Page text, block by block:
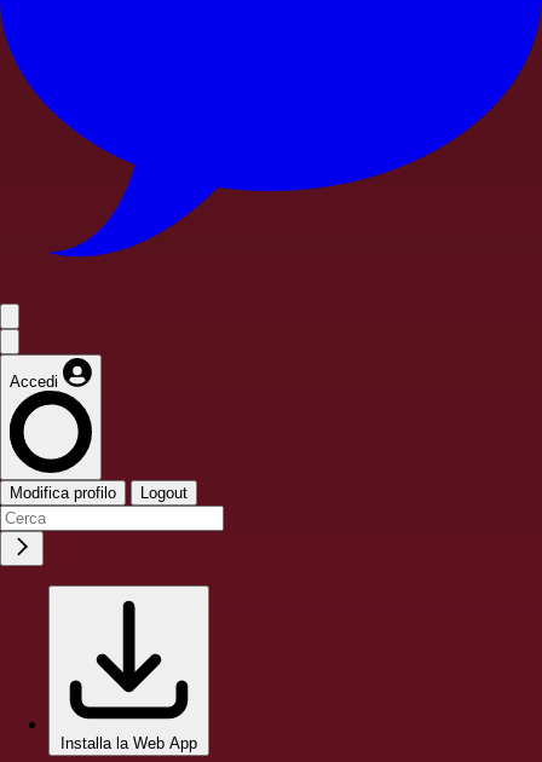
Accedi
Modifica profilo Logout
Installa la Web App